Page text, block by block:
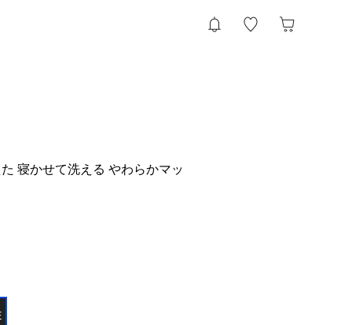
寝かせて洗える やわらかマッ